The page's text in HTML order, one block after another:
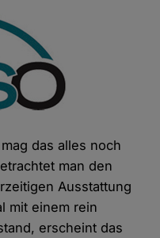
das alles noch
man den
Ausstattung
mit einem rein
erscheint das